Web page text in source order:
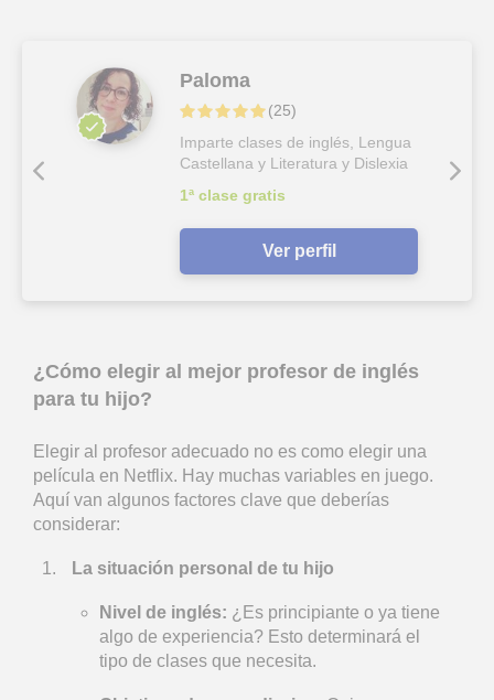
Paloma
(25)
Imparte clases de inglés, Lengua
Castellana y Literatura y Dislexia
1ª clase gratis
Ver perfil
¿Cómo elegir al mejor profesor de inglés
para tu hijo?
Elegir al profesor adecuado no es como elegir una
película en Netflix. Hay muchas variables en juego.
Aquí van algunos factores clave que deberías
considerar:
La situación personal de tu hijo
Nivel de inglés: ¿Es principiante o ya tiene
algo de experiencia? Esto determinará el
tipo de clases que necesita.